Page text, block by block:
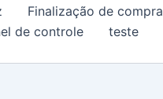
Finalização de compra
de controle teste